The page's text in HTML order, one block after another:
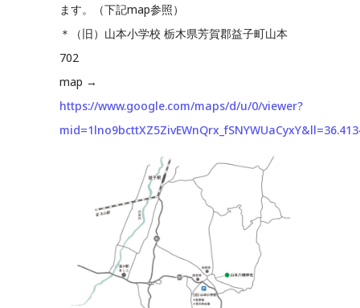
ます。（下記map参照）
＊（旧）山本小学校 栃木県芳賀郡益子町山本
702
map →
https://www.google.com/maps/d/u/0/viewer?